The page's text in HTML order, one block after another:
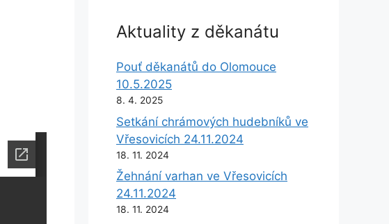
Aktuality z děkanátu
Pouť děkanátů do Olomouce
10.5.2025
8. 4. 2025
Setkání chrámových hudebníků ve
Vřesovicích 24.11.2024
18. 11. 2024
Žehnání varhan ve Vřesovicích
24.11.2024
18. 11. 2024